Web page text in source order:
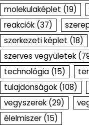
molekulaképlet (19)
reakciók (37)
szerkezeti képlet (18)
szerves vegyületek
technológia (15)
tulajdonságok (108)
vegyszerek (29)
élelmiszer (15)